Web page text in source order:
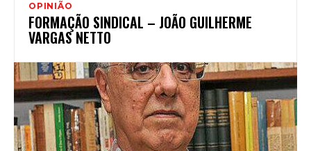
OPINIÃO
FORMAÇÃO SINDICAL – JOÃO GUILHERME
VARGAS NETTO